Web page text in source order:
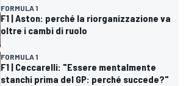
FORMULA 1
F1 | Aston: perché la riorganizzazione va
oltre i cambi di ruolo
FORMULA 1
F1 | Ceccarelli: "Essere mentalmente
stanchi prima del GP: perché succede?"